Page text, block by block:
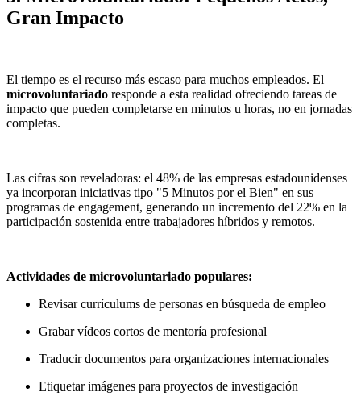
Gran Impacto
El tiempo es el recurso más escaso para muchos empleados. El
microvoluntariado responde a esta realidad ofreciendo tareas de
impacto que pueden completarse en minutos u horas, no en jornadas
completas.
Las cifras son reveladoras: el 48% de las empresas estadounidenses
ya incorporan iniciativas tipo "5 Minutos por el Bien" en sus
programas de engagement, generando un incremento del 22% en la
participación sostenida entre trabajadores híbridos y remotos.
Actividades de microvoluntariado populares:
Revisar currículums de personas en búsqueda de empleo
Grabar vídeos cortos de mentoría profesional
Traducir documentos para organizaciones internacionales
Etiquetar imágenes para proyectos de investigación